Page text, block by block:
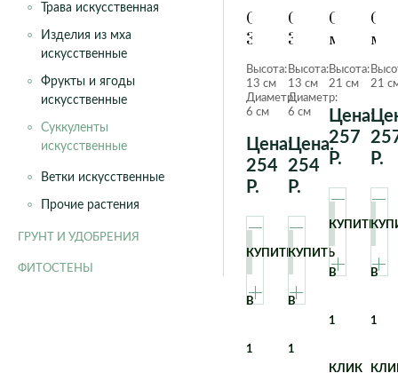
Трава искусственная
Изделия из мха
искусственные
Фрукты и ягоды
искусственные
Суккуленты
искусственные
Ветки искусственные
Прочие растения
ГРУНТ И УДОБРЕНИЯ
ФИТОСТЕНЫ
Суккулент
301
(крестовник
малый)
Пыльно-
зеленый
Высота:
13 см
Диаметр:
6 см
Цена:
254
Р.
КУПИТЬ
В
1
Суккулент
301
(крестовник
малый)
Зеленый
Высота:
13 см
Диаметр:
6 см
Цена:
254
Р.
КУПИТЬ
В
1
Седум
малый
Розово-
Высота:
21 см
Цена:
257
Р.
КУПИТЬ
В
1
КЛИК
21
Р.
В
1